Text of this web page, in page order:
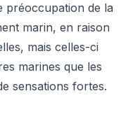
préoccupation de la
marin, en raison
mais celles-ci
marines que les
sensations fortes.